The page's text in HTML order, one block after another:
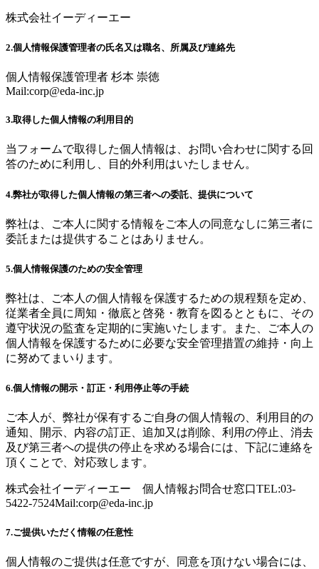
株式会社イーディーエー
2.個人情報保護管理者の氏名又は職名、所属及び連絡先
個人情報保護管理者 杉本 崇徳
Mail:corp@eda-inc.jp
3.取得した個人情報の利用目的
当フォームで取得した個人情報は、お問い合わせに関する回
答のために利用し、目的外利用はいたしません。
4.弊社が取得した個人情報の第三者への委託、提供について
弊社は、ご本人に関する情報をご本人の同意なしに第三者に
委託または提供することはありません。
5.個人情報保護のための安全管理
弊社は、ご本人の個人情報を保護するための規程類を定め、
従業者全員に周知・徹底と啓発・教育を図るとともに、その
遵守状況の監査を定期的に実施いたします。また、ご本人の
個人情報を保護するために必要な安全管理措置の維持・向上
に努めてまいります。
6.個人情報の開示・訂正・利用停止等の手続
ご本人が、弊社が保有するご自身の個人情報の、利用目的の
通知、開示、内容の訂正、追加又は削除、利用の停止、消去
及び第三者への提供の停止を求める場合には、下記に連絡を
頂くことで、対応致します。
株式会社イーディーエー 個人情報お問合せ窓口TEL:03-
5422-7524Mail:corp@eda-inc.jp
7.ご提供いただく情報の任意性
個人情報のご提供は任意ですが、同意を頂けない場合には、